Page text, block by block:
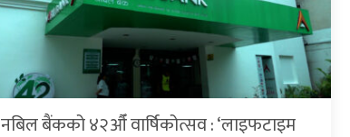
नबिल बैंकको ४२औँ वार्षिकोत्सव : ‘लाइफटाइम